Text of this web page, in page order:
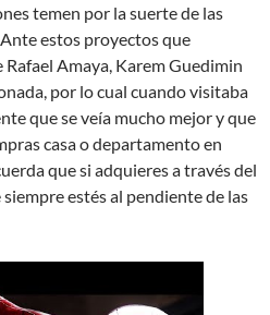
temen por la suerte de las
estos proyectos que
Amaya, Karem Guedimin
por lo cual cuando visitaba
que se veía mucho mejor y que
casa o departamento en
que si adquieres a través del
estés al pendiente de las